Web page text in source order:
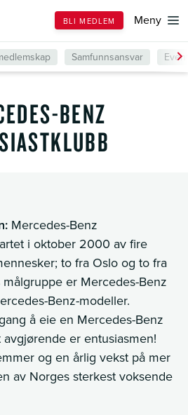
BLI MEDLEM Meny
Samfunnsansvar
BENZ
Mercedes-Benz
i oktober 2000 av fire
to fra Oslo og to fra
er Mercedes-Benz
Benz-modeller.
å eie en Mercedes-Benz
er entusiasmen!
og en årlig vekst på mer
av Norges sterkest voksende